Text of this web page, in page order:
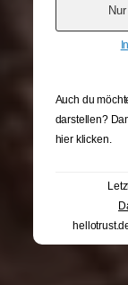
Auch du
darstellen?
hier klicken